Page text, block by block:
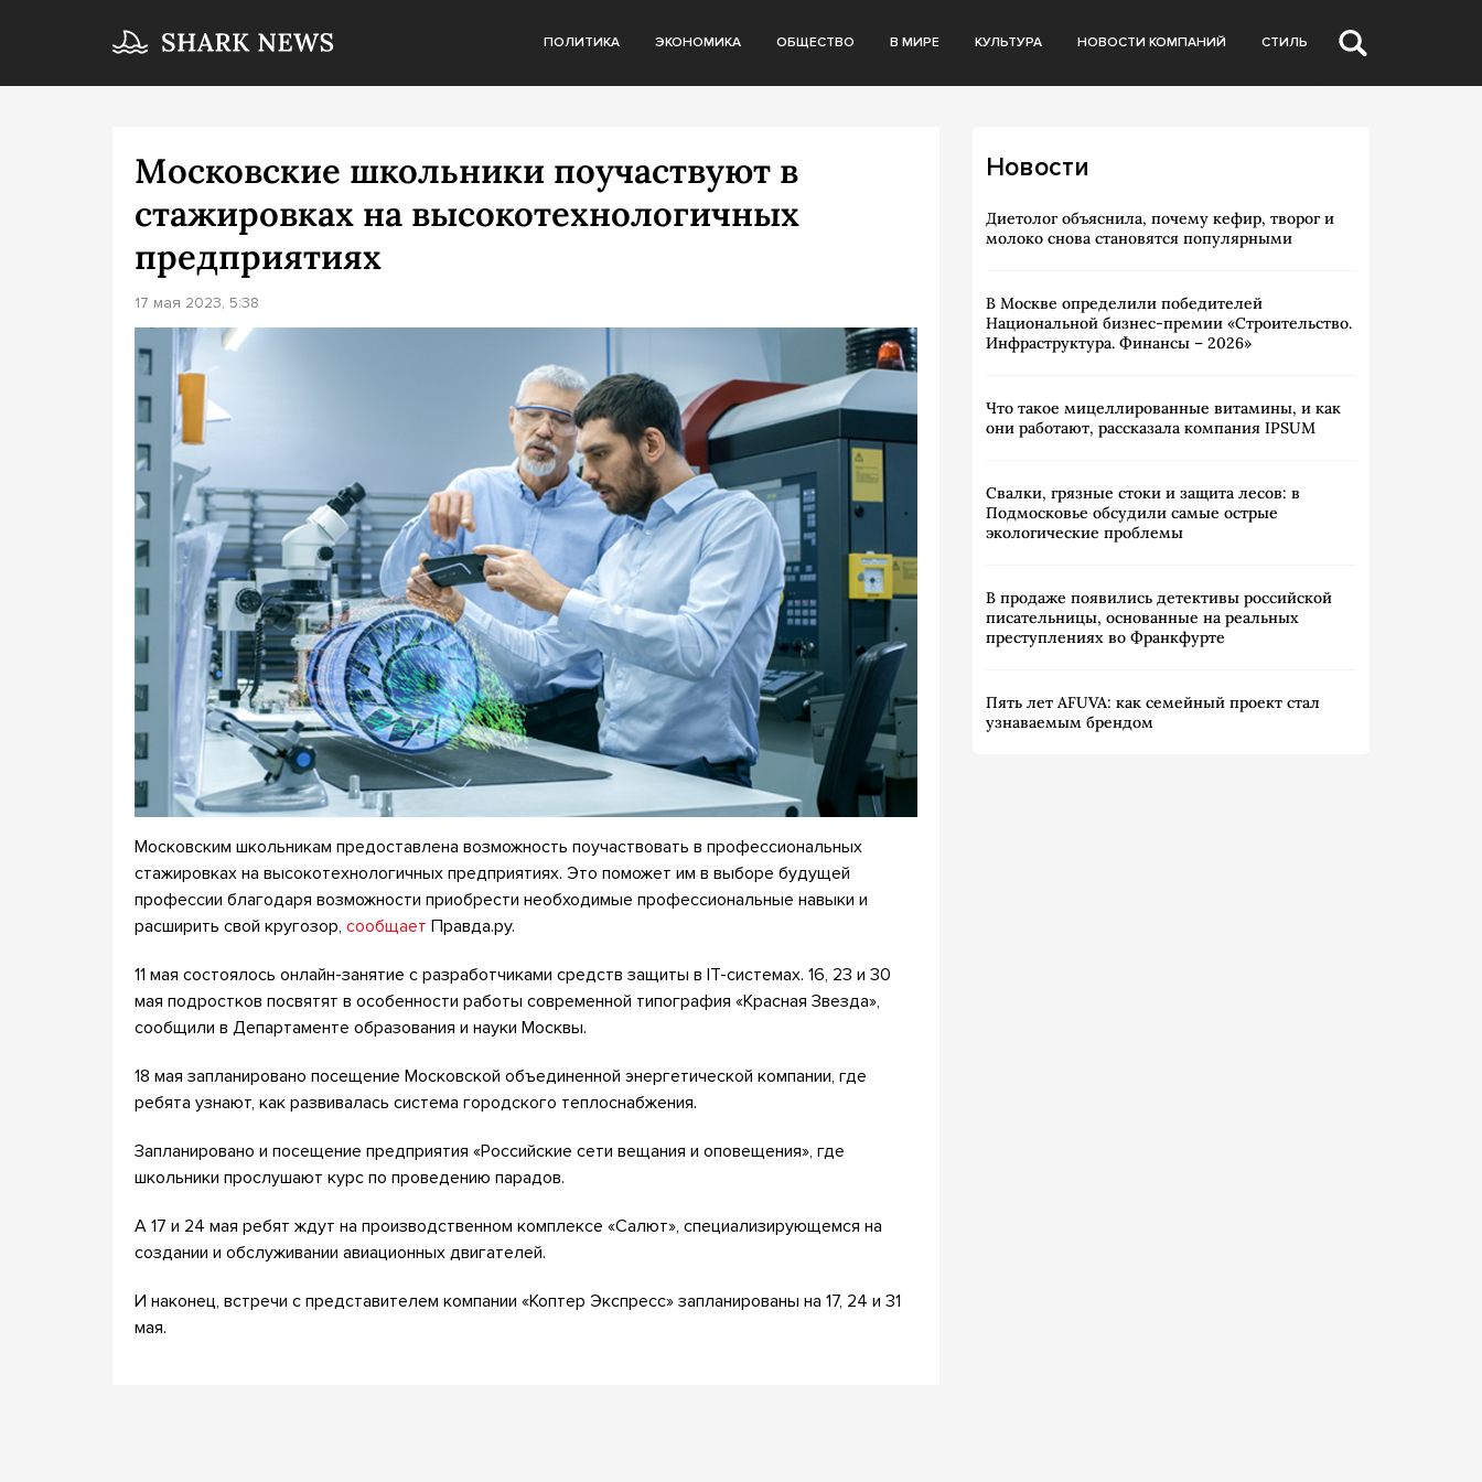
ПОЛИТИКА ЭКОНОМИКА ОБЩЕСТВО В МИРЕ КУЛЬТУРА НОВОСТИ КОМПАНИЙ СТИЛЬ
Московские школьники поучаствуют в
стажировках на высокотехнологичных
предприятиях
17 мая 2023, 5:38
Московским школьникам предоставлена возможность поучаствовать в профессиональных
стажировках на высокотехнологичных предприятиях. Это поможет им в выборе будущей
профессии благодаря возможности приобрести необходимые профессиональные навыки и
расширить свой кругозор, сообщает Правда.ру.
11 мая состоялось онлайн-занятие с разработчиками средств защиты в IT-системах. 16, 23 и 30
мая подростков посвятят в особенности работы современной типография «Красная Звезда»,
сообщили в Департаменте образования и науки Москвы.
18 мая запланировано посещение Московской объединенной энергетической компании, где
ребята узнают, как развивалась система городского теплоснабжения.
Запланировано и посещение предприятия «Российские сети вещания и оповещения», где
школьники прослушают курс по проведению парадов.
А 17 и 24 мая ребят ждут на производственном комплексе «Салют», специализирующемся на
создании и обслуживании авиационных двигателей.
И наконец, встречи с представителем компании «Коптер Экспресс» запланированы на 17, 24 и 31
мая.
Новости
Диетолог объяснила, почему кефир, творог и
молоко снова становятся популярными
В Москве определили победителей
Национальной бизнес-премии «Строительство.
Инфраструктура. Финансы – 2026»
Что такое мицеллированные витамины, и как
они работают, рассказала компания IPSUM
Свалки, грязные стоки и защита лесов: в
Подмосковье обсудили самые острые
экологические проблемы
В продаже появились детективы российской
писательницы, основанные на реальных
преступлениях во Франкфурте
Пять лет AFUVA: как семейный проект стал
узнаваемым брендом